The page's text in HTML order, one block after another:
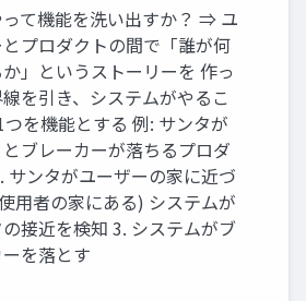
って機能を洗い出すか？ ⇒ ユ
プロダクトの間で「誰が何
」というストーリーを 作っ
を引き、システムがやるこ
つを機能とする 例: サンタが
ブレーカーが落ちるプロダ
サンタがユーザーの家に近づ
⽤者の家にある) システムが
接近を検知 3. システムがブ
を落とす